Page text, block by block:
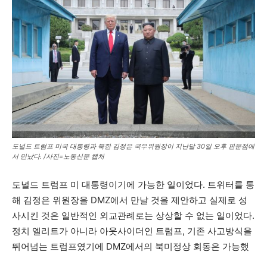
도널드 트럼프 미국 대통령과 북한 김정은 국무위원장이 지난달 30일 오후 판문점에
서 만났다. /사진=노동신문 캡처
도널드 트럼프 미 대통령이기에 가능한 일이었다. 트위터를 통
해 김정은 위원장을 DMZ에서 만날 것을 제안하고 실제로 성
사시킨 것은 일반적인 외교관례로는 상상할 수 없는 일이었다.
정치 엘리트가 아니라 아웃사이더인 트럼프, 기존 사고방식을
뛰어넘는 트럼프였기에 DMZ에서의 북미정상 회동은 가능했